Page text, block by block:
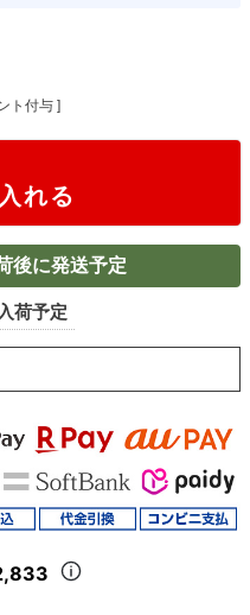
ト付与 ]
れる
後に発送予定
荷予定